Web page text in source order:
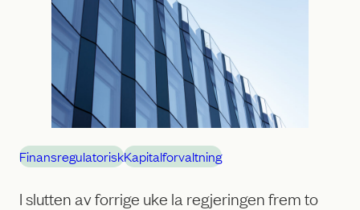
FinansregulatoriskKapitalforvaltning
I slutten av forrige uke la regjeringen frem to